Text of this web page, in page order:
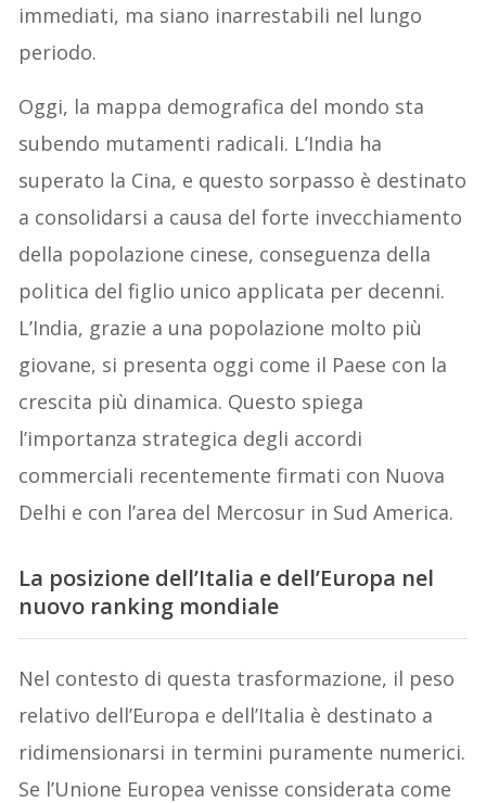
immediati, ma siano inarrestabili nel lungo
periodo.
Oggi, la mappa demografica del mondo sta
subendo mutamenti radicali. L’India ha
superato la Cina, e questo sorpasso è destinato
a consolidarsi a causa del forte invecchiamento
della popolazione cinese, conseguenza della
politica del figlio unico applicata per decenni.
L’India, grazie a una popolazione molto più
giovane, si presenta oggi come il Paese con la
crescita più dinamica. Questo spiega
l’importanza strategica degli accordi
commerciali recentemente firmati con Nuova
Delhi e con l’area del Mercosur in Sud America.
La posizione dell’Italia e dell’Europa nel
nuovo ranking mondiale
Nel contesto di questa trasformazione, il peso
relativo dell’Europa e dell’Italia è destinato a
ridimensionarsi in termini puramente numerici.
Se l’Unione Europea venisse considerata come